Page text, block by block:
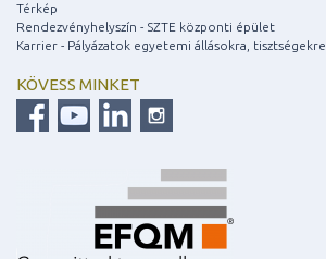
Térkép
Rendezvényhelyszín - SZTE központi épület
Karrier - Pályázatok egyetemi állásokra, tisztségekre
KÖVESS MINKET